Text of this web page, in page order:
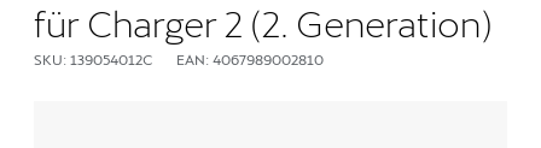
für Charger 2 (2. Generation)
SKU: 139054012C EAN: 4067989002810